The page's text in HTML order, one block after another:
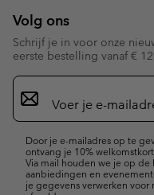
Volg ons
Schrijf je in voor onze
eerste bestelling vanaf €
Aanmelden
voor
e-
Door je e-mailadres op te
ontvang je 10%
Via mail houden we je op de
aanbiedingen en
je gegevens verwerken